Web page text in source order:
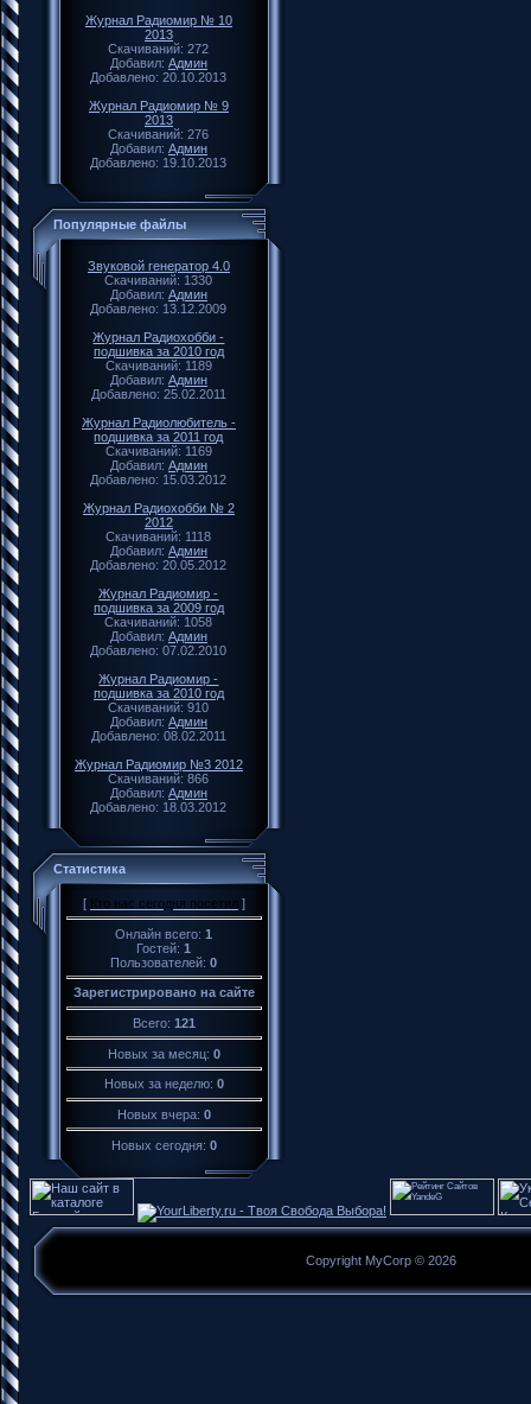
Журнал Радиомир № 10
2013
Скачиваний: 272
Добавил: Админ
Добавлено: 20.10.2013
Журнал Радиомир № 9
2013
Скачиваний: 276
Добавил: Админ
Добавлено: 19.10.2013
Популярные файлы
Звуковой генератор 4.0
Скачиваний: 1330
Добавил: Админ
Добавлено: 13.12.2009
Журнал Радиохобби -
подшивка за 2010 год
Скачиваний: 1189
Добавил: Админ
Добавлено: 25.02.2011
Журнал Радиолюбитель -
подшивка за 2011 год
Скачиваний: 1169
Добавил: Админ
Добавлено: 15.03.2012
Журнал Радиохобби № 2
2012
Скачиваний: 1118
Добавил: Админ
Добавлено: 20.05.2012
Журнал Радиомир -
подшивка за 2009 год
Скачиваний: 1058
Добавил: Админ
Добавлено: 07.02.2010
Журнал Радиомир -
подшивка за 2010 год
Скачиваний: 910
Добавил: Админ
Добавлено: 08.02.2011
Журнал Радиомир №3 2012
Скачиваний: 866
Добавил: Админ
Добавлено: 18.03.2012
Статистика
[ Кто нас сегодня посетил ]
Онлайн всего:1
Гостей:1
Пользователей:0
Зарегистрировано на сайте
Всего: 121
Новых за месяц: 0
Новых за неделю: 0
Новых вчера: 0
Новых сегодня: 0
Copyright MyCorp © 2026